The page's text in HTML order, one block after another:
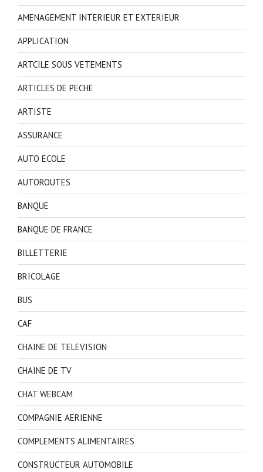
AMENAGEMENT INTERIEUR ET EXTERIEUR
APPLICATION
ARTCILE SOUS VETEMENTS
ARTICLES DE PECHE
ARTISTE
ASSURANCE
AUTO ECOLE
AUTOROUTES
BANQUE
BANQUE DE FRANCE
BILLETTERIE
BRICOLAGE
BUS
CAF
CHAINE DE TELEVISION
CHAINE DE TV
CHAT WEBCAM
COMPAGNIE AERIENNE
COMPLEMENTS ALIMENTAIRES
CONSTRUCTEUR AUTOMOBILE